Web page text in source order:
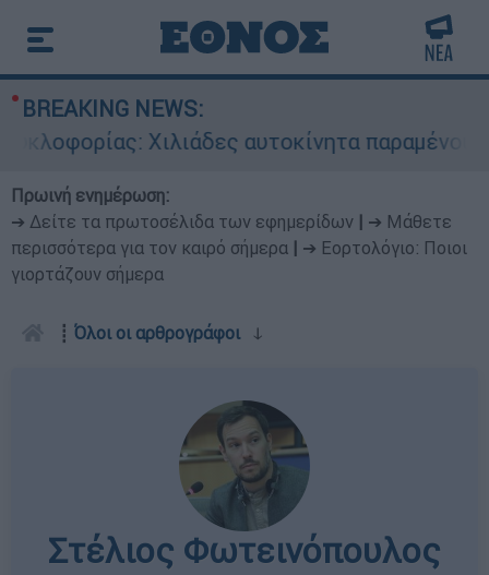
BREAKING NEWS:
Χιλιάδες αυτοκίνητα παραμένουν
Πρωινή ενημέρωση:
➔ Δείτε τα πρωτοσέλιδα των εφημερίδων
➔ Μάθετε
περισσότερα για τον καιρό σήμερα
➔ Εορτολόγιο: Ποιοι
γιορτάζουν σήμερα
┋ Όλοι οι αρθρογράφοιↆ
Στέλιος Φωτεινόπουλος